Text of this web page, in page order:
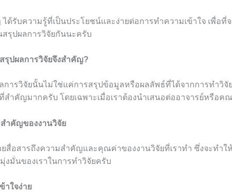
ด้รับความรู้ที่เป็นประโยชน์และง่ายต่อการทำความเข้าใจ เพื่อที่
สรุปผลการวิจัยกันนะครับ
รุปผลการวิจัยจึงสำคัญ?
การวิจัยนั้นไม่ใช่แค่การสรุปข้อมูลหรือผลลัพธ์ที่ได้จากการทำวิจั
สำคัญมากครับ โดยเฉพาะเมื่อเราต้องนำเสนอต่ออาจารย์หรือค
ำคัญของงานวิจัย
สื่อสารถึงความสำคัญและคุณค่าของงานวิจัยที่เราทำ ซึ่งจะทำใ
งมั่นของเราในการทำวิจัยครับ
าใจง่าย